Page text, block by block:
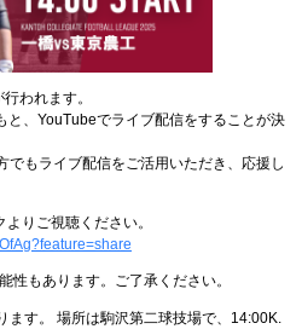
われます。
と、YouTubeでライブ配信をすることが決
でもライブ配信をご活用いただき、応援し
りご視聴ください。
性もあります。ご了承ください。
す。 場所は駒沢第二球技場で、14:00K.